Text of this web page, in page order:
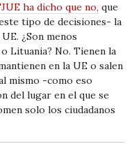
ha dicho que no, que
tipo de decisiones- la
¿Son menos
Lituania? No. Tienen la
en la UE o salen
mismo -como eso
del lugar en el que se
solo los ciudadanos